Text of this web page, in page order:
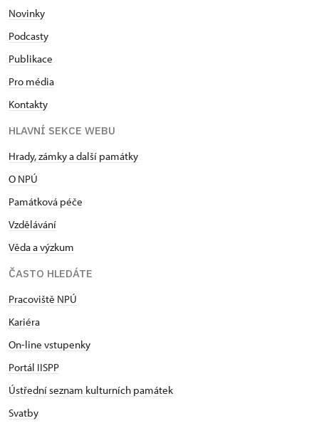
Novinky
Podcasty
Publikace
Pro média
Kontakty
HLAVNÍ SEKCE WEBU
Hrady, zámky a další památky
O NPÚ
Památková péče
Vzdělávání
Věda a výzkum
ČASTO HLEDÁTE
Pracoviště NPÚ
Kariéra
On-line vstupenky
Portál IISPP
Ústřední seznam kulturních památek
Svatby